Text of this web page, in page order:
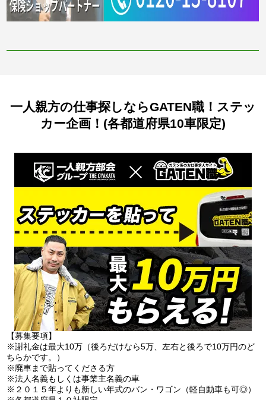
一人親方の仕事探しならGATEN職！ステッ
カー企画！(各都道府県10車限定)
【募集要項】
※謝礼金は最大10万（後ろだけなら5万、左右と後ろで10万円のど
ちらかです。）
※廃車まで貼ってくださる方
※法人名義もしくは事業主名義の車
※２０１５年よりも新しい年式のバン・ワゴン（軽自動車も可◎）